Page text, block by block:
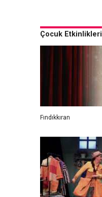
Çocuk Etkinlikleri
Fındıkkıran